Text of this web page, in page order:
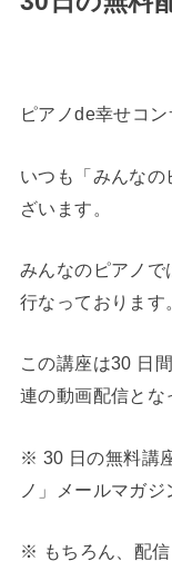
ピアノde幸せコ
いつも「みんな
ざいます。
みんなのピアノで
行なっております
この講座は30 日
連の動画配信とな
※ 30 日の無料講
ノ」メールマガジ
※ もちろん、配